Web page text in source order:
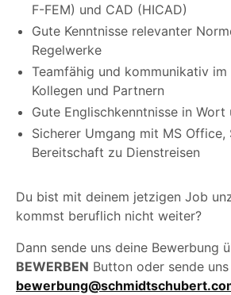
F-FEM) und CAD (HICAD)
Gute Kenntnisse relevanter
Regelwerke
Teamfähig und kommunikativ
Kollegen und Partnern
Gute Englischkenntnisse in Wort
Sicherer Umgang mit MS Office,
Bereitschaft zu Dienstreisen
Du bist mit deinem jetzigen Job
kommst beruflich nicht weiter?
Dann sende uns deine Bewerbung
BEWERBEN Button oder sende